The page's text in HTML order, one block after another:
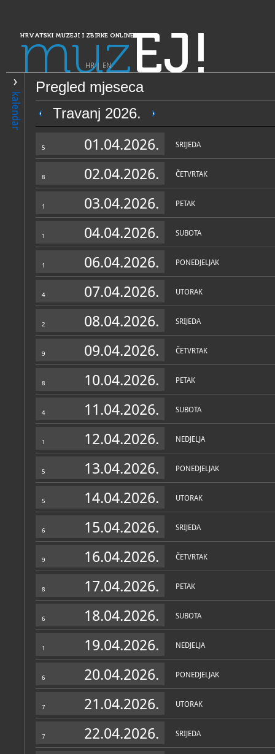
HRVATSKI MUZEJI I ZBIRKE ONLINE
muzEJ!
HR| EN
kalendar
Pregled mjeseca
Travanj 2026.
5 01.04.2026. SRIJEDA
8 02.04.2026. ČETVRTAK
1 03.04.2026. PETAK
1 04.04.2026. SUBOTA
1 06.04.2026. PONEDJELJAK
4 07.04.2026. UTORAK
2 08.04.2026. SRIJEDA
9 09.04.2026. ČETVRTAK
8 10.04.2026. PETAK
4 11.04.2026. SUBOTA
1 12.04.2026. NEDJELJA
5 13.04.2026. PONEDJELJAK
5 14.04.2026. UTORAK
6 15.04.2026. SRIJEDA
9 16.04.2026. ČETVRTAK
8 17.04.2026. PETAK
6 18.04.2026. SUBOTA
1 19.04.2026. NEDJELJA
6 20.04.2026. PONEDJELJAK
7 21.04.2026. UTORAK
7 22.04.2026. SRIJEDA
PRETRAŽIVANJE
Dalmacija
Dubrovački muzeji -
muzej
OPĆI PODACI
Zbirke